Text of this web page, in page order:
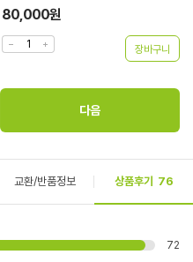
80,000원
교환/반품정보 상품후기 76
72